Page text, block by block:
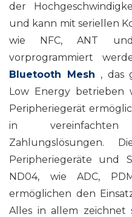
der
und kann mit seriellen
wie NFC, ANT
vorprogrammiert
Bluetooth Mesh , das
Low Energy betrieben
Peripheriegerät
in
Zahlungslösungen.
Peripheriegeräte und
ND04, wie ADC,
ermöglichen den
Alles in allem zeichnet